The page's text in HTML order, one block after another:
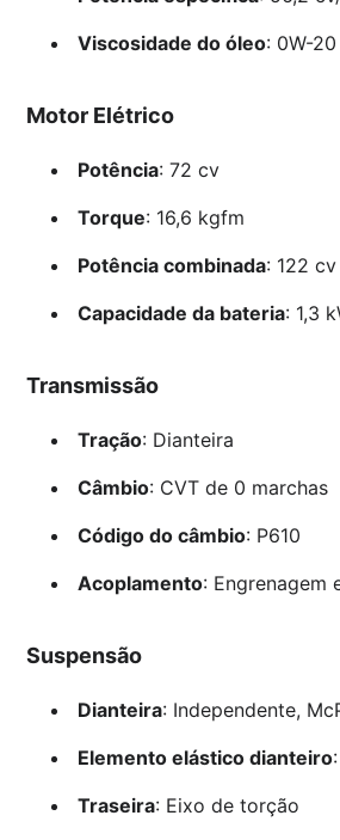
Viscosidade do óleo: 0W-
Motor Elétrico
Potência: 72 cv
Torque: 16,6 kgfm
Potência combinada: 122 cv
Capacidade da bateria: 1,3
Transmissão
Tração: Dianteira
Câmbio: CVT de 0 marchas
Código do câmbio: P610
Acoplamento: Engrenagem
Suspensão
Dianteira: Independente,
Elemento elástico dianteiro
Traseira: Eixo de torção